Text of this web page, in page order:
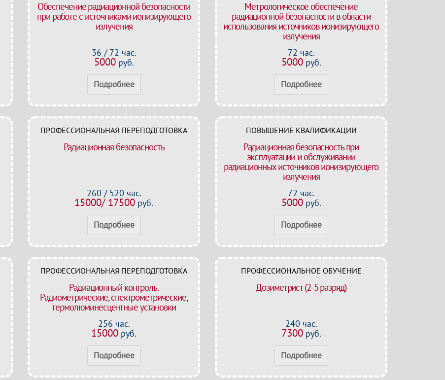
Обеспечение радиационной безопасности
при работе с источниками ионизирующего
излучения
36 / 72 час.
5000руб.
Подробнее
Метрологическое обеспечение
радиационной безопасности в области
использования источников ионизирующего
излучения
72 час.
5000руб.
Подробнее
ПРОФЕССИОНАЛЬНАЯ ПЕРЕПОДГОТОВКА
Радиационная безопасность
260 / 520 час.
15000/ 17500 руб.
Подробнее
ПОВЫШЕНИЕ КВАЛИФИКАЦИИ
Радиационная безопасность при
эксплуатации и обслуживании
радиационных источников ионизирующего
излучения
72 час.
5000руб.
Подробнее
ПРОФЕССИОНАЛЬНАЯ ПЕРЕПОДГОТОВКА
Радиационный контроль.
Радиометрические, спектрометрические,
термолюминесцентные установки
256 час.
15000 руб.
Подробнее
ПРОФЕССИОНАЛЬНОЕ ОБУЧЕНИЕ
Дозиметрист (2-5 разряд)
240 час.
7300руб.
Подробнее